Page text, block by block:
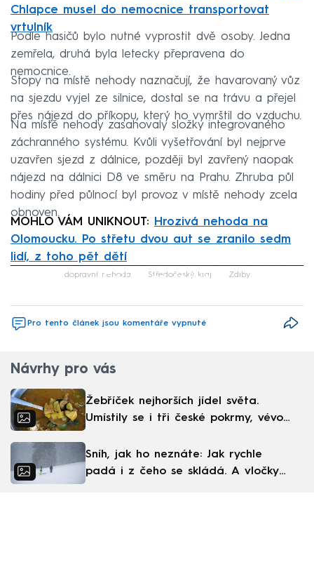
Chlapce musel do nemocnice transportovat
vrtulník
Podle hasičů bylo nutné vyprostit dvě osoby. Jedna
zemřela, druhá byla letecky přepravena do
nemocnice.
Stopy na místě nehody naznačují, že havarovaný vůz
na sjezdu vyjel ze silnice, dostal se na trávu a přejel
přes nájezd do příkopu, který ho vymrštil do vzduchu.
Na místě nehody zasahovaly složky integrovaného
záchranného systému. Kvůli vyšetřování byl nejprve
uzavřen sjezd z dálnice, později byl zavřený naopak
nájezd na dálnici D8 ve směru na Prahu. Zhruba půl
hodiny před půlnocí byl provoz v místě nehody zcela
obnoven.
MOHLO VÁM UNIKNOUT:
Hrozivá nehoda na
Olomoucku. Po střetu dvou aut se zranilo sedm
lidí, z toho pět dětí
Failed to fetch
dopravní nehoda Středočeský kraj Zdiby
Pro tento článek jsou komentáře vypnuté
Návrhy pro vás
Žebříček nejhorších jídel světa.
Umístily se i tři české pokrmy, vévodí
Sníh, jak ho neznáte: Jak rychle
padá i z čeho se skládá. A vločky